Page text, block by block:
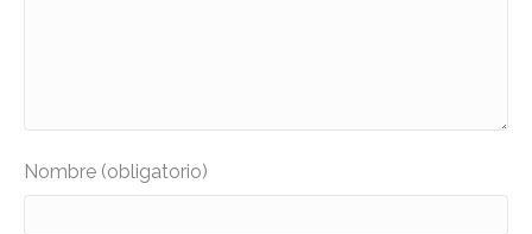
Nombre (obligatorio)